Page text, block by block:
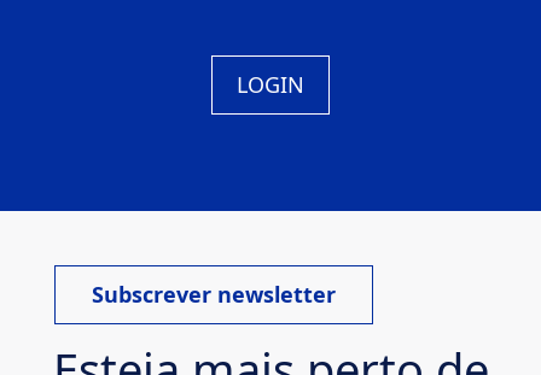
LOGIN
Subscrever newsletter